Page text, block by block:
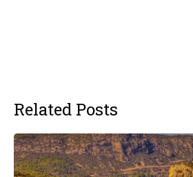
Related Posts